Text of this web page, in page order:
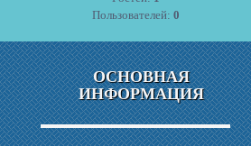
Пользователей: 0
ОСНОВНАЯ
ИНФОРМАЦИЯ